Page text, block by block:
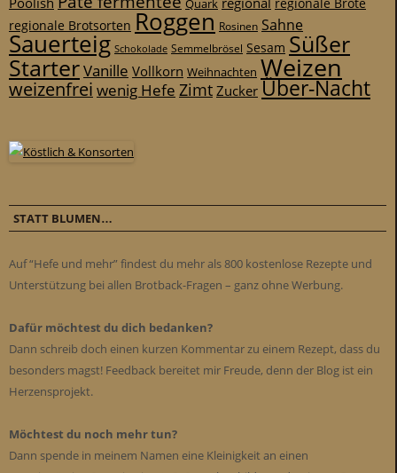
Quark regionale Brote
regionale Brotsorten Roggen Rosinen Sahne
Sauerteig Schokolade Semmelbrösel Sesam Süßer
StarterVanille Vollkorn Weihnachten Weizen
weizenfrei wenig Hefe ZimtZuckerÜber-Nacht
STATT BLUMEN…
Auf “Hefe und mehr” findest du mehr als 800 kostenlose Rezepte und
Unterstützung bei allen Brotback-Fragen – ganz ohne Werbung.
Dafür möchtest du dich bedanken?
Dann schreib doch einen kurzen Kommentar zu einem Rezept, dass du
besonders magst! Feedback bereitet mir Freude, denn der Blog ist ein
Herzensprojekt.
Möchtest du noch mehr tun?
Dann spende in meinem Namen eine Kleinigkeit an einen